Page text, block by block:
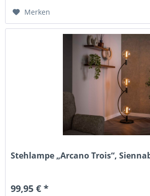
Merken
Stehlampe „Arcano Trois“,
99,95 € *